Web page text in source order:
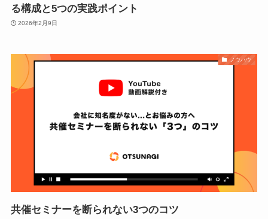
る構成と5つの実践ポイント
2026年2月9日
ノウハウ
共催セミナーを断られない3つのコツ